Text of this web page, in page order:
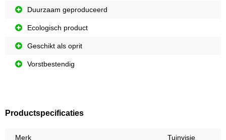
Duurzaam geproduceerd
Ecologisch product
Geschikt als oprit
Vorstbestendig
Productspecificaties
Merk Tuinvisie